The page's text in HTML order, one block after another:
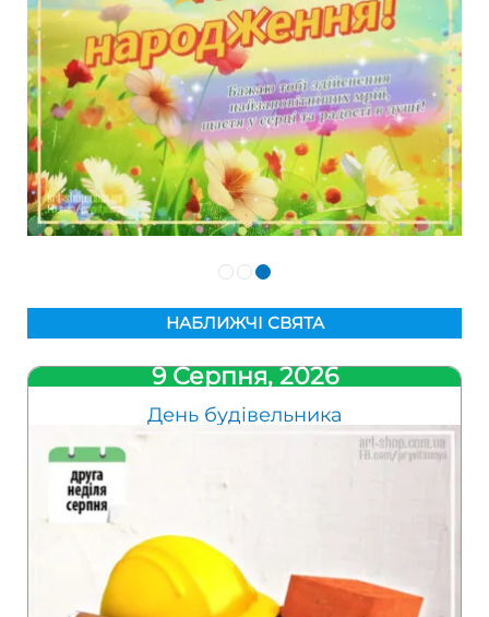
НАБЛИЖЧІ СВЯТА
9 Серпня, 2026
День будівельника